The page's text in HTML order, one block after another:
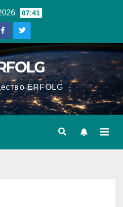
07:41
ERFOLG